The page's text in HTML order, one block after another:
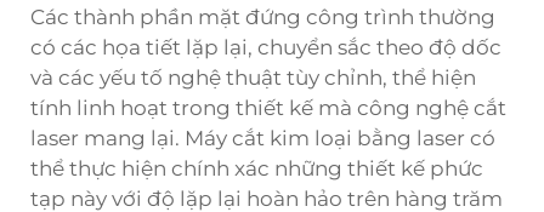
Các thành phần mặt đứng công trình thường
có các họa tiết lặp lại, chuyển sắc theo độ dốc
và các yếu tố nghệ thuật tùy chỉnh, thể hiện
tính linh hoạt trong thiết kế mà công nghệ cắt
laser mang lại. Máy cắt kim loại bằng laser có
thể thực hiện chính xác những thiết kế phức
tạp này với độ lặp lại hoàn hảo trên hàng trăm